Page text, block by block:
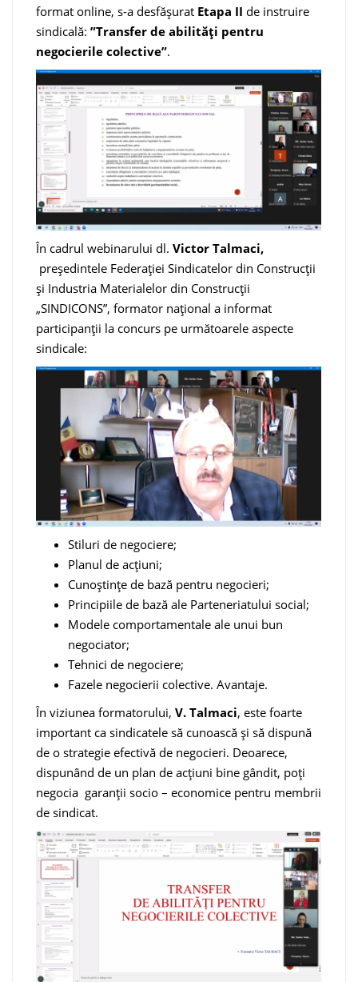
format online, s-a desfășurat Etapa II de instruire
sindicală: ”Transfer de abilități pentru
negocierile colective”.
În cadrul webinarului dl. Victor Talmaci,
președintele Federației Sindicatelor din Construcții
și Industria Materialelor din Construcții
„SINDICONS”, formator național a informat
participanții la concurs pe următoarele aspecte
sindicale:
Stiluri de negociere;
Planul de acțiuni;
Cunoștințe de bază pentru negocieri;
Principiile de bază ale Parteneriatului social;
Modele comportamentale ale unui bun
negociator;
Tehnici de negociere;
Fazele negocierii colective. Avantaje.
În viziunea formatorului, V. Talmaci, este foarte
important ca sindicatele să cunoască și să dispună
de o strategie efectivă de negocieri. Deoarece,
dispunând de un plan de acțiuni bine gândit, poți
negocia garanții socio – economice pentru membrii
de sindicat.